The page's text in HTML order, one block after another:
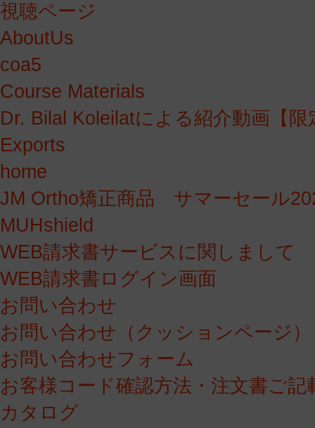
視聴ページ
AboutUs
coa5
Course Materials
Dr. Bilal Koleilatによる紹介動画【限
Exports
home
JM Ortho矯正商品 サマーセール
MUHshield
WEB請求書サービスに関しまして
WEB請求書ログイン画面
お問い合わせ
お問い合わせ（クッションページ）
お問い合わせフォーム
お客様コード確認方法・注文書ご記
カタログ